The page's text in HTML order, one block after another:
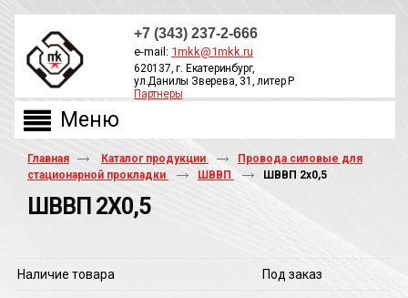
+7 (343) 237-2-666
e-mail: 1mkk@1mkk.ru
620137, г. Екатеринбург,
ул.Данилы Зверева, 31, литер Р
Партнеры
Главная Каталог продукции
Провода силовые для
стационарной прокладки
ШВВП ШВВП 2х0,5
ШВВП 2Х0,5
Наличие товара Под заказ